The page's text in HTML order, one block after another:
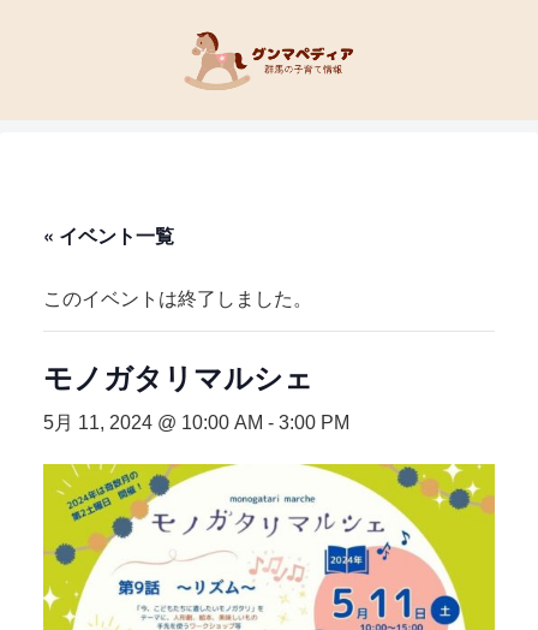
« イベント一覧
このイベントは終了しました。
モノガタリマルシェ
5月 11, 2024 @ 10:00 AM - 3:00 PM